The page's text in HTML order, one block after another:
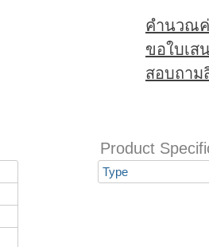
คำนวณ
ขอใบเส
สอบถาม
Product
Type